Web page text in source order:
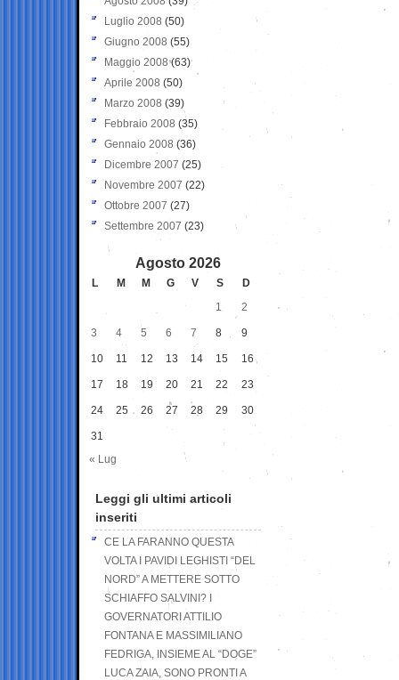
Luglio 2008 (50)
Giugno 2008 (55)
Maggio 2008(63)
Aprile 2008 (50)
Marzo 2008 (39)
Febbraio 2008 (35)
Gennaio 2008 (36)
Dicembre 2007 (25)
Novembre 2007 (22)
Ottobre 2007 (27)
Settembre 2007 (23)
Agosto 2026
L M M G V S
D
1
2
3 4 5 6 7 8 9
10 11 12 13 14 15 16
17 18 19 20 21 22 23
24 25 26 27 28 29 30
31
« Lug
Leggi gli ultimi articoli
inseriti
CE LA FARANNO QUESTA
VOLTA I PAVIDI LEGHISTI “DEL
NORD” A METTERE SOTTO
SCHIAFFO SALVINI? I
GOVERNATORI ATTILIO
FONTANA E MASSIMILIANO
FEDRIGA, INSIEME AL “DOGE”
LUCA ZAIA, SONO PRONTI A